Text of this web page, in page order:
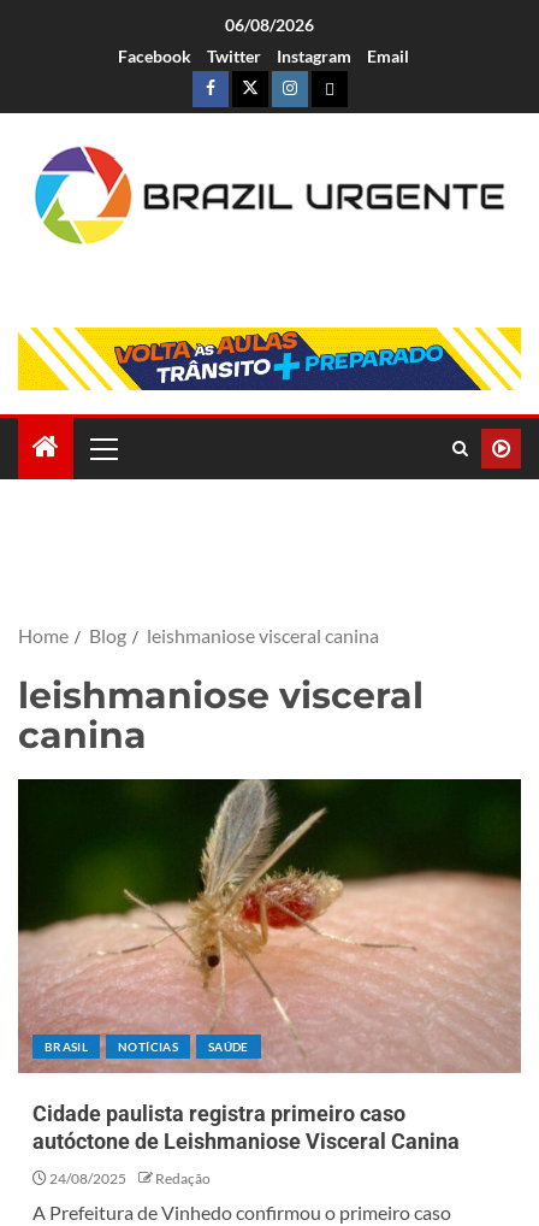
06/08/2026
Facebook
Twitter Instagram Email
Home Blog leishmaniose visceral canina
leishmaniose visceral
canina
BRASIL NOTÍCIAS SAÚDE
Cidade paulista registra primeiro caso
autóctone de Leishmaniose Visceral Canina
24/08/2025 Redação
A Prefeitura de Vinhedo confirmou o primeiro caso